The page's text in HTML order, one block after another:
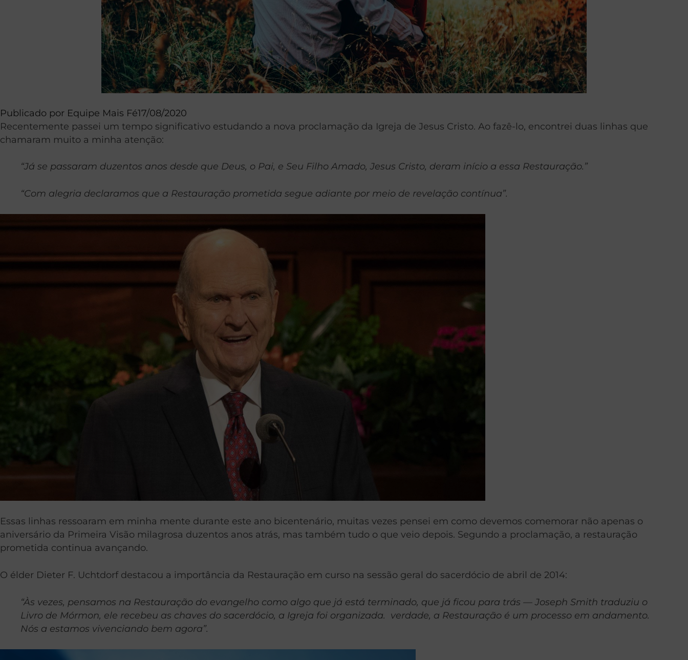
Publicado por Equipe Mais Fé17/08/2020
Recentemente passei um tempo significativo estudando a nova proclamação da Igreja de Jesus Cristo. Ao fazê-lo, encontrei duas linhas que
chamaram muito a minha atenção:
“Já se passaram duzentos anos desde que Deus, o Pai, e Seu Filho Amado, Jesus Cristo, deram início a essa Restauração.”
“Com alegria declaramos que a Restauração prometida segue adiante por meio de revelação contínua”.
Essas linhas ressoaram em minha mente durante este ano bicentenário, muitas vezes pensei em como devemos comemorar não apenas o
aniversário da Primeira Visão milagrosa duzentos anos atrás, mas também tudo o que veio depois. Segundo a proclamação, a restauração
prometida continua avançando.
O élder Dieter F. Uchtdorf destacou a importância da Restauração em curso na sessão geral do sacerdócio de abril de 2014:
“Às vezes, pensamos na Restauração do evangelho como algo que já está terminado, que já ficou para trás — Joseph Smith traduziu o
Livro de Mórmon, ele recebeu as chaves do sacerdócio, a Igreja foi organizada. verdade, a Restauração é um processo em andamento.
Nós a estamos vivenciando bem agora”.